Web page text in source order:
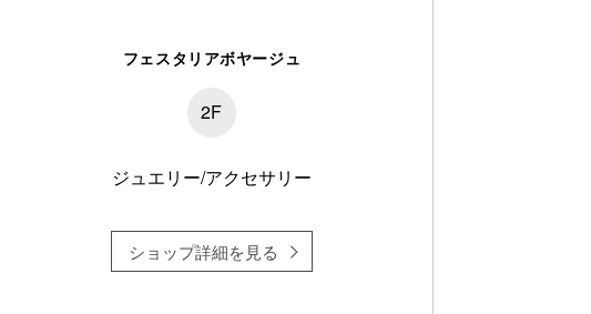
フェスタリアボヤージュ
2F
ジュエリー/アクセサリー
ショップ詳細を見る